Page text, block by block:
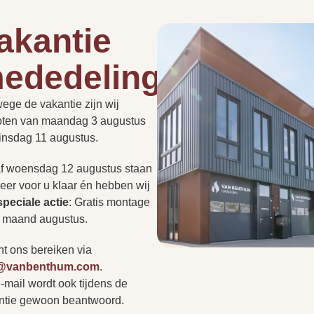
gesloten
aan te
sluiten
150/180
Ja
Ja
Antraciet
Nee
vaak vragen op.
nu gaat over de
we hebben
voor u op een rij
tussen? Neem
of bezoek onze
persoonlijk advies.
PLAN EEN
PERSOONLIJK
ADVIESGESPREK
Hoe lang duurt een
Kan een haard in een
Heb ik altijd een
Kan ik zonder afspraak
de vakantie zijn wij
van maandag 3 augustus
11 augustus.
woensdag 12 augustus staan
voor u klaar én hebben wij
actie: Gratis montage
maand augustus.
ons bereiken via
.
mail wordt ook tijdens de
gewoon beantwoord.